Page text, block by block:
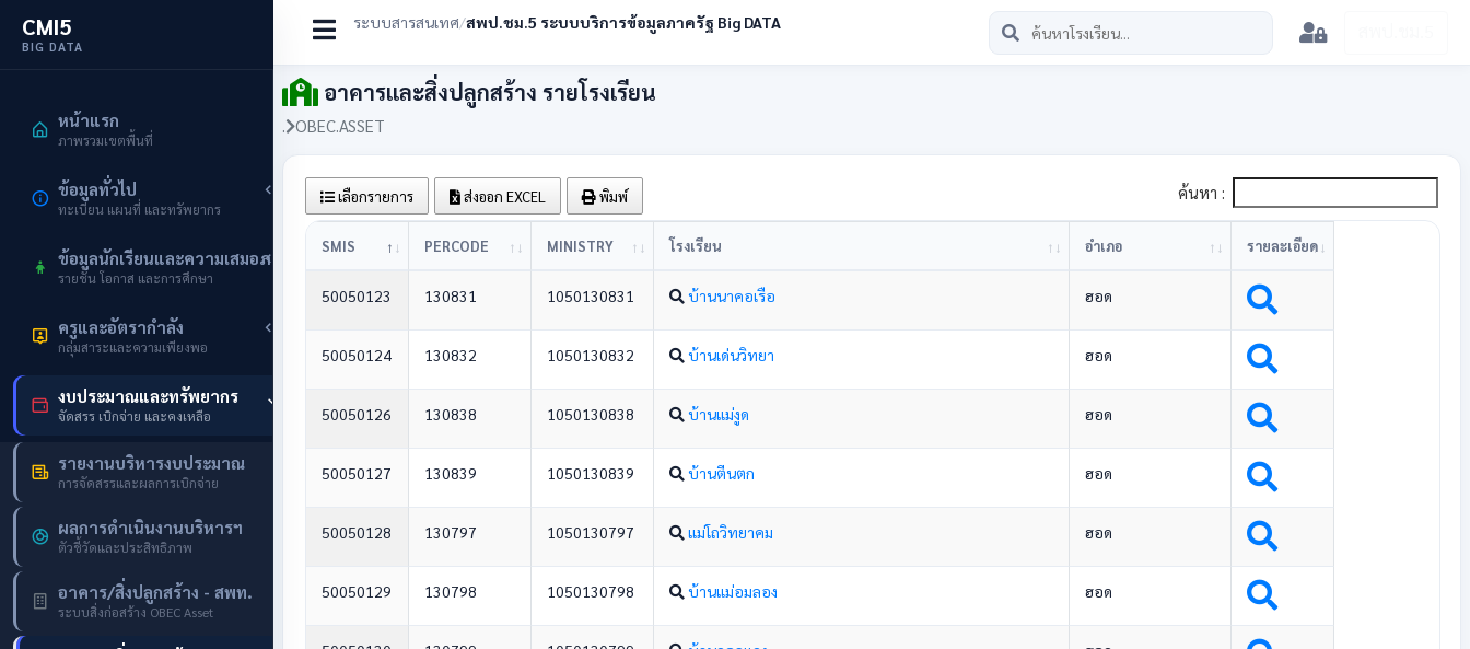
ระบบสารสนเทศ/สพป.ชม.5 ระบบบริการข้อมูลภาครัฐ Big DATA
CMI5
BIG DATA
หน้าแรก
ภาพรวมเขตพื้นที่
ข้อมูลทั่วไป
ทะเบียน แผนที่ และทรัพยากร
ข้อมูลนักเรียนและความเสมอภาค
รายชั้น โอกาส และการศึกษา
ครูและอัตรากำลัง
กลุ่มสาระและความเพียงพอ
งบประมาณและทรัพยากร
จัดสรร เบิกจ่าย และคงเหลือ
รายงานบริหารงบประมาณ
การจัดสรรและผลการเบิกจ่าย
ผลการดำเนินงานบริหารฯ
ตัวชี้วัดและประสิทธิภาพ
อาคาร/สิ่งปลูกสร้าง - สพท.
ระบบสิ่งก่อสร้าง OBEC Asset
อาคารและสิ่งปลูกสร้าง รายโรงเรียน
. OBEC.ASSET
เลือกรายการ ส่งออก EXCEL พิมพ์ ค้นหา :
SMIS PERCODE MINISTRY โรงเรียน อำเภอ รายละเอียด
50050123 130831 1050130831 บ้านนาคอเรือ ฮอด
50050124 130832 1050130832 บ้านเด่นวิทยา ฮอด
50050126 130838 1050130838 บ้านแม่งูด ฮอด
50050127 130839 1050130839 บ้านตีนตก ฮอด
50050128 130797 1050130797 แม่โถวิทยาคม ฮอด
50050129 130798 1050130798 บ้านแม่อมลอง ฮอด